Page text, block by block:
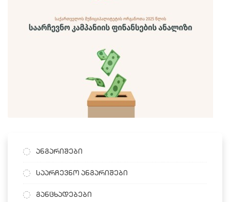
ანგარიშები
საარჩევნო ანგარიშები
განცხადებები